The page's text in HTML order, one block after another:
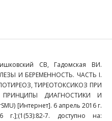
СВ, Гадомская ВИ.
И БЕРЕМЕННОСТЬ. ЧАСТЬ I.
ТИРЕОТОКСИКОЗ ПРИ
ПРИНЦИПЫ ДИАГНОСТИКИ И
[Интернет]. 6 апрель 2016 г.
7. доступно на: